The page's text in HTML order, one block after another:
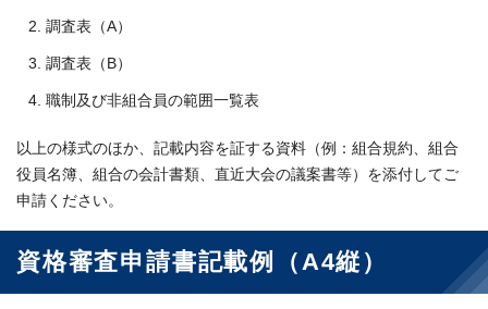
調査表（A）
調査表（B）
職制及び非組合員の範囲一覧表
以上の様式のほか、記載内容を証する資料（例：組合規約、組合
役員名簿、組合の会計書類、直近大会の議案書等）を添付してご
申請ください。
資格審査申請書記載例（A4縦）